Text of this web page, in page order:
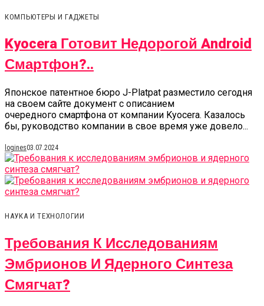
КОМПЬЮТЕРЫ И ГАДЖЕТЫ
Kyocera Готовит Недорогой Android
Смартфон?..
Японское патентное бюро J-Platpat разместило сегодня
на своем сайте документ с описанием
очередного смартфона от компании Kyocera. Казалось
бы, руководство компании в свое время уже довело...
logines03.07.2024
НАУКА И ТЕХНОЛОГИИ
Требования К Исследованиям
Эмбрионов И Ядерного Синтеза
Смягчат?